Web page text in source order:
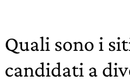
Quali sono i
candidati a